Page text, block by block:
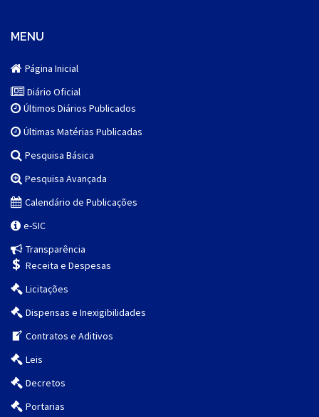
MENU
Página Inicial
Diário Oficial
Últimos Diários Publicados
Últimas Matérias Publicadas
Pesquisa Básica
Pesquisa Avançada
Calendário de Publicações
e-SIC
Transparência
Receita e Despesas
Licitações
Dispensas e Inexigibilidades
Contratos e Aditivos
Leis
Decretos
Portarias